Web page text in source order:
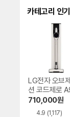
카테고리 인
LG전자 오브
션 코드제로
920BWE
710,000원
4.9 (1,117)